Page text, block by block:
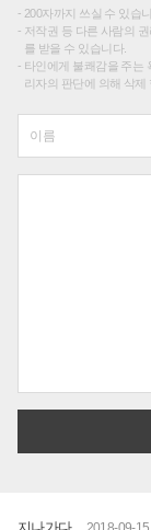
200자까지 쓰실 수 있습
저작권 등 다른 사람의
를 받을 수 있습니다.
타인에게 불쾌감을 주는
리자의 판단에 의해 삭제